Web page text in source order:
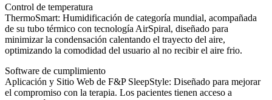
Control de temperatura
ThermoSmart: Humidificación de categoría mundial, acompañada
de su tubo térmico con tecnología AirSpiral, diseñado para
minimizar la condensación calentando el trayecto del aire,
optimizando la comodidad del usuario al no recibir el aire frio.
Software de cumplimiento
Aplicación y Sitio Web de F&P SleepStyle: Diseñado para mejorar
el compromiso con la terapia. Los pacientes tienen acceso a